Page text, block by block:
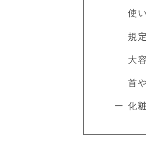
使い
規定
大容
首や
ー 化